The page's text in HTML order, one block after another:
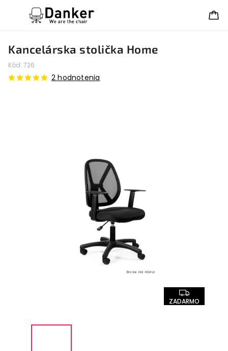
Kancelárska stolička Home
Kód: 726
2 hodnotenia
ZADARMO